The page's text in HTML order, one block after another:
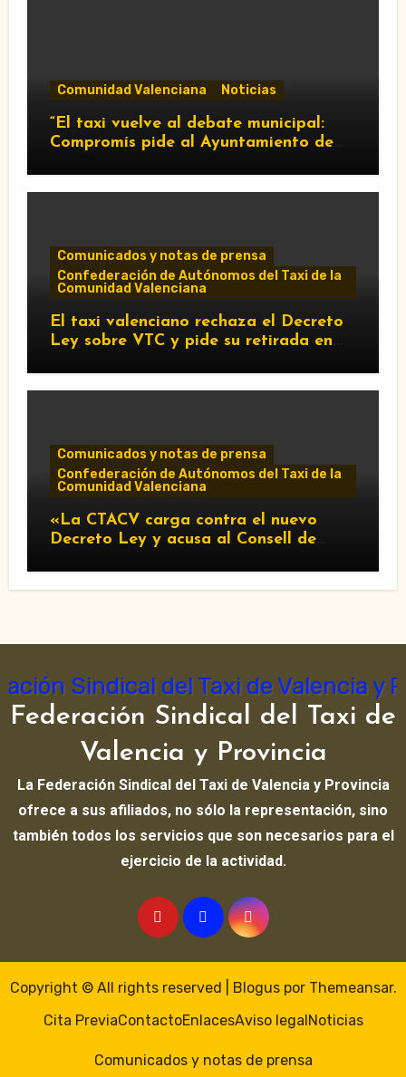
Comunidad Valenciana Noticias
“El taxi vuelve al debate municipal:
Compromís pide al Ayuntamiento de
reclame cambios en la regulación de
Comunicados y notas de prensa
Confederación de Autónomos del Taxi de la
Comunidad Valenciana
El taxi valenciano rechaza el Decreto
Ley sobre VTC y pide su retirada en
Comunicados y notas de prensa
Confederación de Autónomos del Taxi de la
Comunidad Valenciana
«La CTACV carga contra el nuevo
Decreto Ley y acusa al Consell de
Federación Sindical del Taxi de
Valencia y Provincia
La Federación Sindical del Taxi de Valencia y Provincia
ofrece a sus afiliados, no sólo la representación, sino
también todos los servicios que son necesarios para el
ejercicio de la actividad.
Copyright © All rights reserved Bloguspor Themeansar.
Cita PreviaContactoEnlacesAviso legalNoticias
Comunicados y notas de prensa